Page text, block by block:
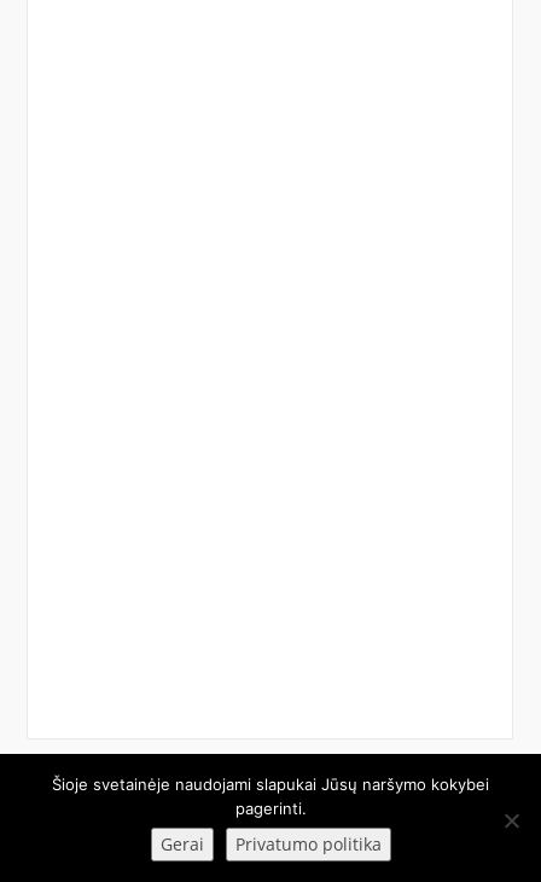
© 2026 Etech.lt. Visos teisės saugomos.
Šioje svetainėje naudojami slapukai Jūsų naršymo kokybei
pagerinti.
Gerai Privatumo politika